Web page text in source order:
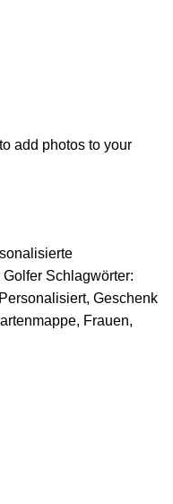
add photos to your
Golfer Schlagwörter:
Personalisiert, Geschenk
, Frauen,